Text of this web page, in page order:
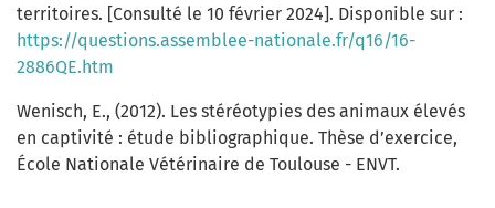
territoires. [Consulté le 10 février 2024]. Disponible sur :
https://questions.assemblee-nationale.fr/q16/16-
2886QE.htm
Wenisch, E., (2012). Les stéréotypies des animaux élevés
en captivité : étude bibliographique. Thèse d’exercice,
École Nationale Vétérinaire de Toulouse - ENVT.